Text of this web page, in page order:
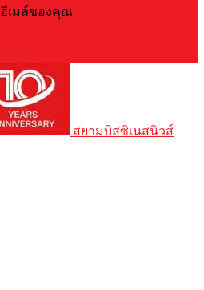
อีเมล์ของคุณ
สยามบิสซิเนสนิวส์